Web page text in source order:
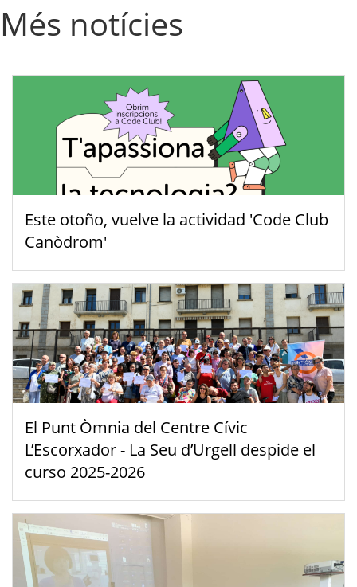
Més notícies
Este otoño, vuelve la actividad 'Code Club
Canòdrom'
El Punt Òmnia del Centre Cívic
L’Escorxador - La Seu d’Urgell despide el
curso 2025-2026